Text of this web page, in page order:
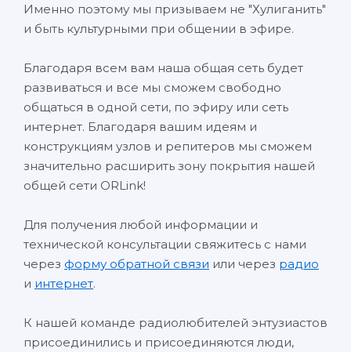
Именно поэтому мы призываем не "Хулиганить"
и быть культурными при общении в эфире.
Благодаря всем вам наша общая сеть будет
развиваться и все мы сможем свободно
общаться в одной сети, по эфиру или сеть
интернет. Благодаря вашим идеям и
конструкциям узлов и репитеров мы сможем
значительно расширить зону покрытия нашей
общей сети ORLink!
Для получения любой информации и
технической консультации свяжитесь с нами
через форму обратной связи или через радио
и интернет.
К нашей команде радиолюбителей энтузиастов
присоединились и присоединяются люди,